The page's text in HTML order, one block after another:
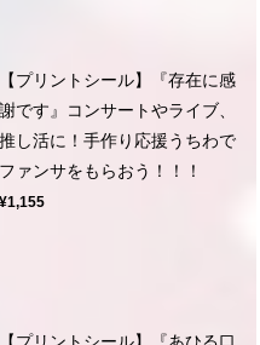
【プリントシール】『存在に感
謝です』コンサートやライブ、
推し活に！手作り応援うちわで
ファンサをもらおう！！！
¥1,155
【プリントシール】『あひる口